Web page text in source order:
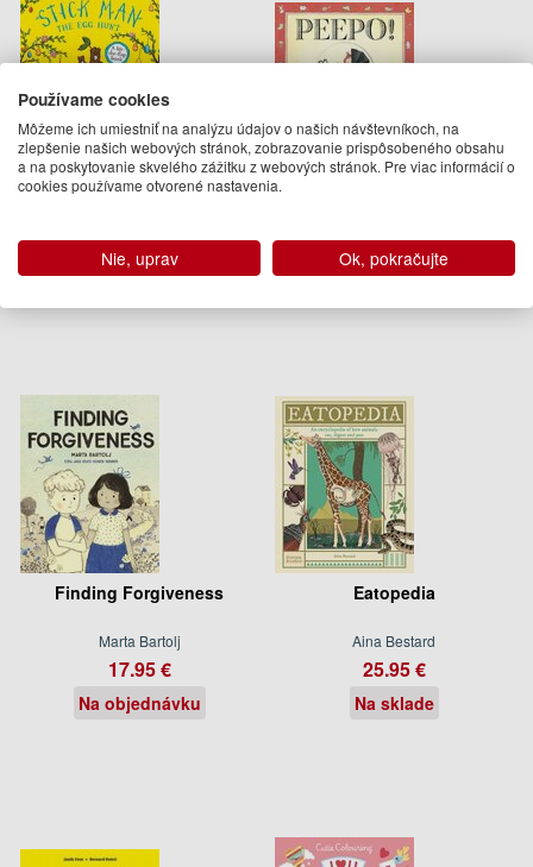
Stick Man The Egg Hunt
Julia Donaldson
Na objednávku
Peepo! (Board Book)
Na objednávku
Finding Forgiveness
Marta Bartolj
17.95 €
Na objednávku
Eatopedia
Aina Bestard
25.95 €
Na sklade
Používame cookies
Môžeme ich umiestniť na analýzu údajov o našich návštevníkoch, na
zlepšenie našich webových stránok, zobrazovanie prispôsobeného obsahu
a na poskytovanie skvelého zážitku z webových stránok. Pre viac informácií o
cookies používame otvorené nastavenia.
Nie, uprav Ok, pokračujte